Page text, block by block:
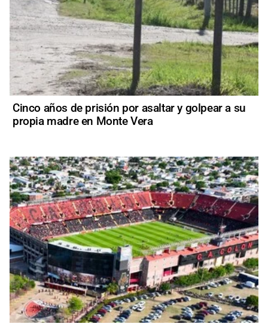
Cinco años de prisión por asaltar y golpear a su
propia madre en Monte Vera